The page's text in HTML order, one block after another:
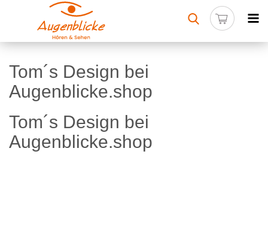
Tom´s Design bei
Augenblicke.shop
Tom´s Design bei
Augenblicke.shop